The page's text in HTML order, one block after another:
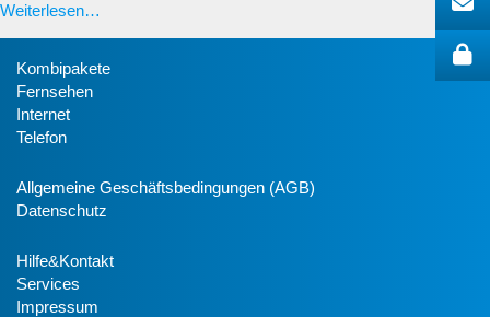
Weiterlesen…
Kombipakete
Fernsehen
Internet
Telefon
Allgemeine Geschäftsbedingungen (AGB)
Datenschutz
Hilfe&Kontakt
Services
Impressum